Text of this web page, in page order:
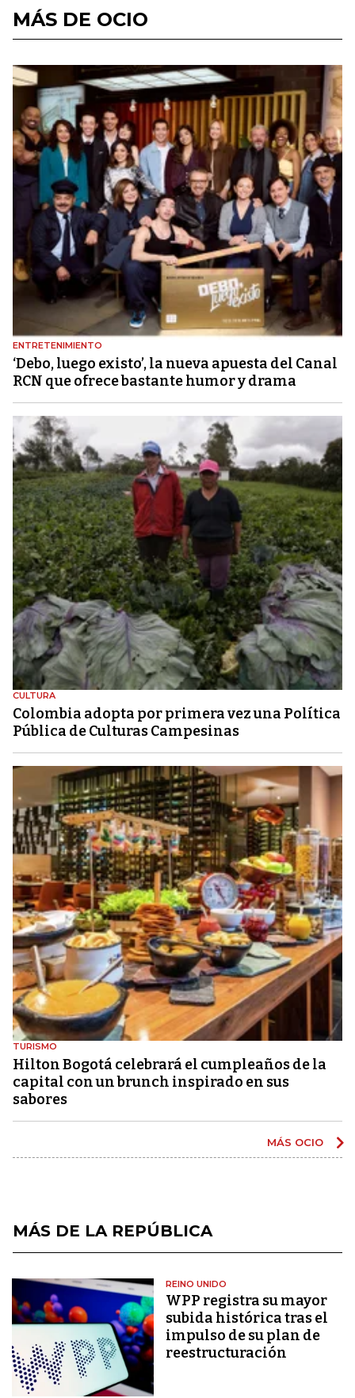
MÁS DE OCIO
ENTRETENIMIENTO
‘Debo, luego existo’, la nueva apuesta del Canal
RCN que ofrece bastante humor y drama
CULTURA
Colombia adopta por primera vez una Política
Pública de Culturas Campesinas
TURISMO
Hilton Bogotá celebrará el cumpleaños de la
capital con un brunch inspirado en sus
sabores
MÁS OCIO
MÁS DE LA REPÚBLICA
REINO UNIDO
WPP registra su mayor
subida histórica tras el
impulso de su plan de
reestructuración